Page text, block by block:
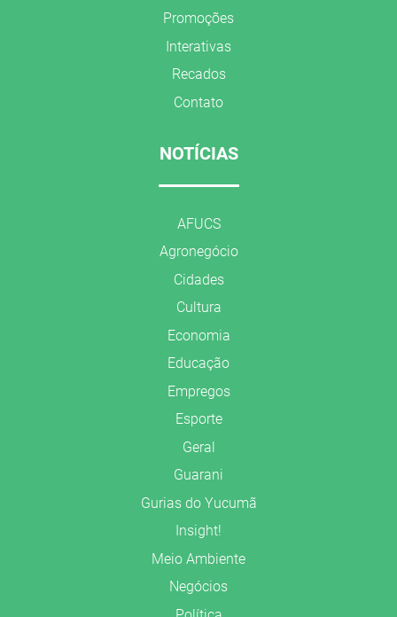
Promoções
Interativas
Recados
Contato
NOTÍCIAS
AFUCS
Agronegócio
Cidades
Cultura
Economia
Educação
Empregos
Esporte
Geral
Guarani
Gurias do Yucumã
Insight!
Meio Ambiente
Negócios